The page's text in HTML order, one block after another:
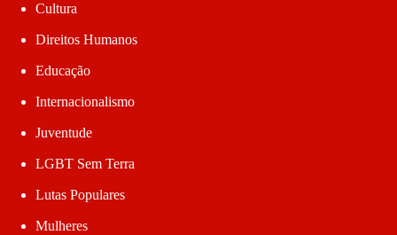
Cultura
Direitos Humanos
Educação
Internacionalismo
Juventude
LGBT Sem Terra
Lutas Populares
Mulheres